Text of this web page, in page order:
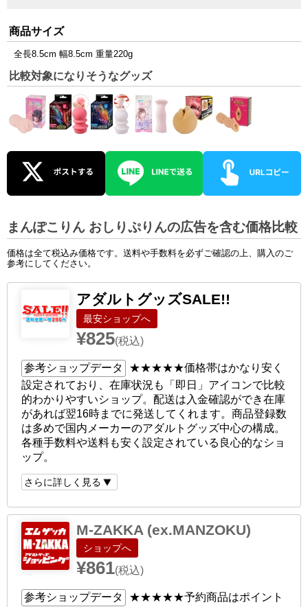
商品サイズ
全長8.5cm 幅8.5cm 重量220g
比較対象になりそうなグッズ
まんぽこりん おしりぷりんの広告を含む価格比較
価格は全て税込み価格です。送料や手数料を必ずご確認の上、購入のご
参考にしてください。
アダルトグッズSALE!!
ショップへ
¥825(税込)
参考ショップデータ ★★★★★価格帯はかなり安く
設定されており、在庫状況も「即日」アイコンで比較
的わかりやすいショップ。配送は入金確認ができ在庫
があれば翌16時までに発送してくれます。商品登録数
は多めで国内メーカーのアダルトグッズ中心の構成。
各種手数料や送料も安く設定されている良心的なショ
ップ。
さらに詳しく見る
M-ZAKKA (ex.MANZOKU)
ショップへ
¥861(税込)
参考ショップデータ ★★★★★予約商品はポイント